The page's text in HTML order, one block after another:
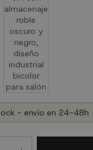
- envío en 24-48h